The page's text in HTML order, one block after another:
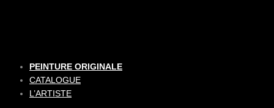
PEINTURE ORIGINALE
CATALOGUE
L’ARTISTE